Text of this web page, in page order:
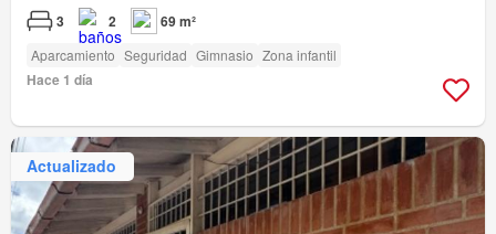
3 2 69 m²
Aparcamiento Seguridad Gimnasio Zona infantil
Hace 1 día
Actualizado